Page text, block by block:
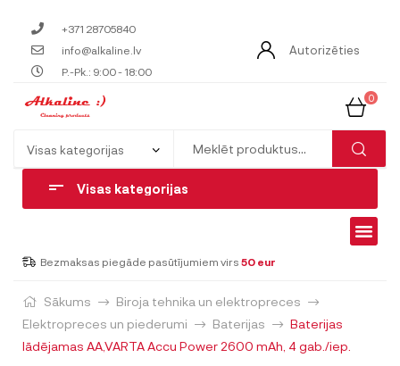
+371 28705840
info@alkaline.lv
P.-Pk.: 9:00 - 18:00
Autorizēties
0
Visas kategorijas
Bezmaksas piegāde pasūtījumiem virs 50 eur
Sākums
Biroja tehnika un elektropreces
Elektropreces un piederumi
Baterijas
Baterijas
lādējamas AA,VARTA Accu Power 2600 mAh, 4 gab./iep.